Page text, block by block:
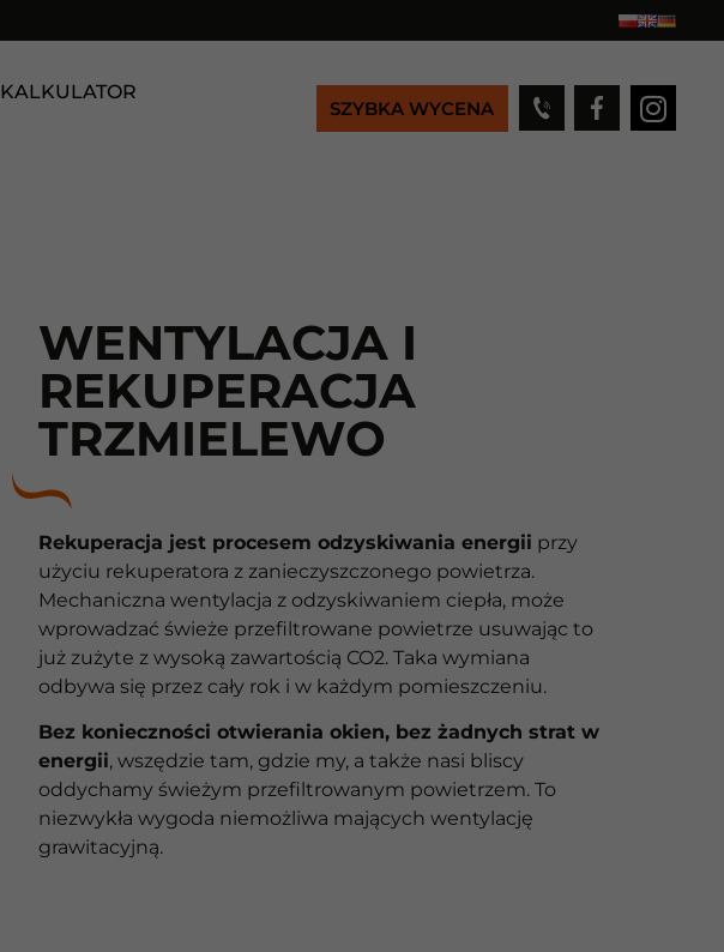
KALKULATOR
SZYBKA WYCENA
WENTYLACJA I
REKUPERACJA
TRZMIELEWO
Rekuperacja jest procesem odzyskiwania energii przy
użyciu rekuperatora z zanieczyszczonego powietrza.
Mechaniczna wentylacja z odzyskiwaniem ciepła, może
wprowadzać świeże przefiltrowane powietrze usuwając to
już zużyte z wysoką zawartością CO2. Taka wymiana
odbywa się przez cały rok i w każdym pomieszczeniu.
Bez konieczności otwierania okien, bez żadnych strat w
energii, wszędzie tam, gdzie my, a także nasi bliscy
oddychamy świeżym przefiltrowanym powietrzem. To
niezwykła wygoda niemożliwa mających wentylację
grawitacyjną.